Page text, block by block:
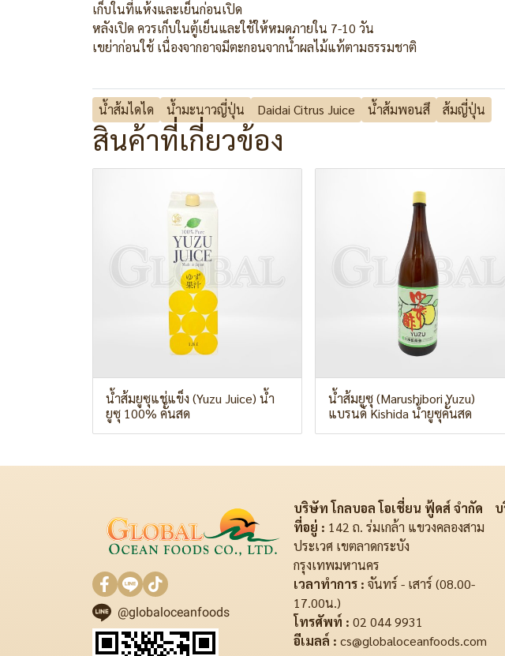
เก็บในที่แห้งและเย็นก่อนเปิด
หลังเปิด ควรเก็บในตู้เย็นและใช้ให้หมดภายใน 7-10 วัน
เขย่าก่อนใช้ เนื่องจากอาจมีตะกอนจากน้ำผลไม้แท้ตามธรรมชาติ
น้ำส้มไดได น้ำมะนาวญี่ปุ่น Daidai Citrus Juice น้ำส้มพอนสึ ส้มญี่ปุ่น
สินค้าที่เกี่ยวข้อง
น้ำส้มยูซุแช่แข็ง (Yuzu Juice) น้ำ
ยูซุ 100% คั้นสด
น้ำส้มยูซุ (Marushibori Yuzu)
แบรนด์ Kishida น้ำยูซุคั้นสด
@globaloceanfoods
บริษัท โกลบอล โอเชี่ยน ฟู้ดส์ จำกัด
ที่อยู่ : 142 ถ. ร่มเกล้า แขวงคลองสาม
ประเวศ เขตลาดกระบัง
กรุงเทพมหานคร
เวลาทำการ : จันทร์ - เสาร์ (08.00-
17.00น.)
โทรศัพท์ : 02 044 9931
อีเมลล์ : cs@globaloceanfoods.com